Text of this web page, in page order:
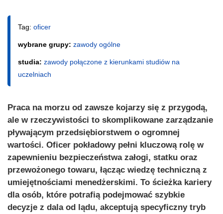
Tag: oficer
wybrane grupy: zawody ogólne
studia: zawody połączone z kierunkami studiów na
uczelniach
Praca na morzu od zawsze kojarzy się z przygodą,
ale w rzeczywistości to skomplikowane zarządzanie
pływającym przedsiębiorstwem o ogromnej
wartości. Oficer pokładowy pełni kluczową rolę w
zapewnieniu bezpieczeństwa załogi, statku oraz
przewożonego towaru, łącząc wiedzę techniczną z
umiejętnościami menedżerskimi. To ścieżka kariery
dla osób, które potrafią podejmować szybkie
decyzje z dala od lądu, akceptują specyficzny tryb